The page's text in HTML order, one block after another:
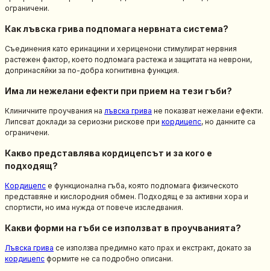
ограничени.
Как лъвска грива подпомага нервната система?
Съединения като еринацини и хериценони стимулират нервния
растежен фактор, което подпомага растежа и защитата на неврони,
допринасяйки за по-добра когнитивна функция.
Има ли нежелани ефекти при прием на тези гъби?
Клиничните проучвания на лъвска грива не показват нежелани ефекти.
Липсват доклади за сериозни рискове при кордицепс, но данните са
ограничени.
Какво представлява кордицепсът и за кого е
подходящ?
Кордицепс е функционална гъба, която подпомага физическото
представяне и кислородния обмен. Подходящ е за активни хора и
спортисти, но има нужда от повече изследвания.
Какви форми на гъби се използват в проучванията?
Лъвска грива се използва предимно като прах и екстракт, докато за
кордицепс формите не са подробно описани.